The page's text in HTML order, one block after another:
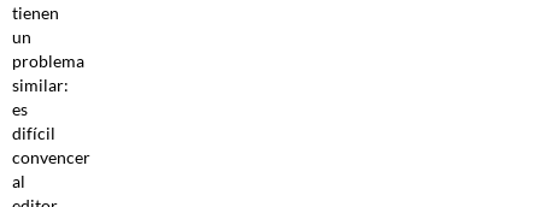
tienen
un
problema
similar:
es
difícil
convencer
al